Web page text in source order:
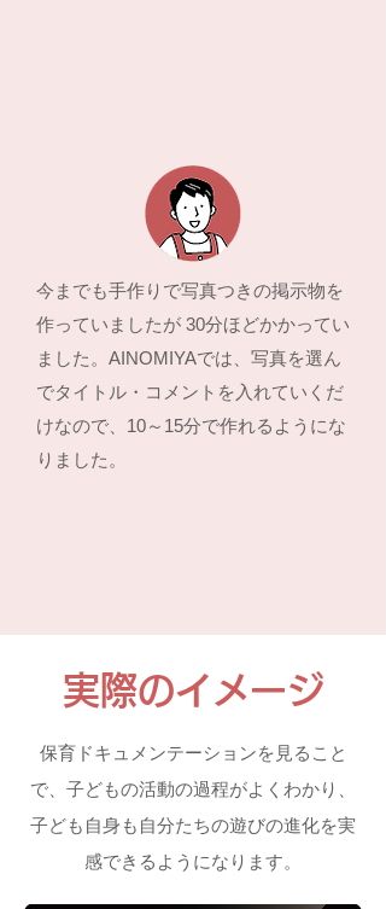
今までも手作りで写真つきの掲示物を
作っていましたが 30分ほどかかってい
ました。AINOMIYAでは、写真を選ん
でタイトル・コメントを入れていくだ
けなので、10～15分で作れるようにな
りました。
実際のイメージ
保育ドキュメンテーションを見ること
で、子どもの活動の過程がよくわかり、
子ども自身も自分たちの遊びの進化を実
感できるようになります。